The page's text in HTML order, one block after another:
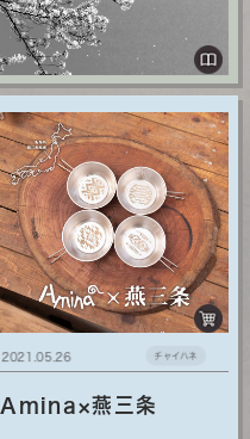
Amina×燕三条
2021.05.26 チャイハネ